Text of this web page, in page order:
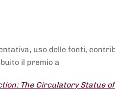
uso delle fonti,
il premio a
The Circulatory Statue